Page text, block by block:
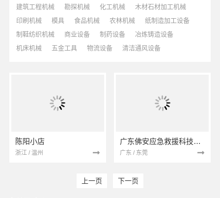
建筑工程机械
勘探机械 化工机械
木材石材加工机械
印刷机械
模具 食品机械 农林机械
纸制造加工设备
制鞋纺织机械
商业设备 制药设备
冶炼铸造设备
机床机械
五金工具 物流设备 清洁通风设备
陈阳小店
浙江 / 温州
广东佛安应急救援科技有限公司
广东 / 东莞
上一页 下一页